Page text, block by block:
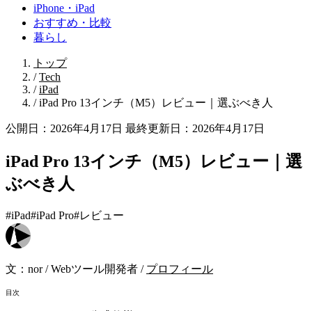
iPhone・iPad
おすすめ・比較
暮らし
トップ
/ Tech
/ iPad
/ iPad Pro 13インチ（M5）レビュー｜選ぶべき人
公開日：2026年4月17日 最終更新日：2026年4月17日
iPad Pro 13インチ（M5）レビュー｜選
ぶべき人
#iPad#iPad Pro#レビュー
文： nor /Webツール開発者 / プロフィール
目次